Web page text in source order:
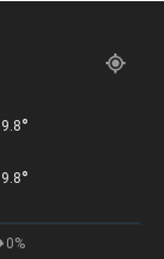
9.8°
9.8°
0%